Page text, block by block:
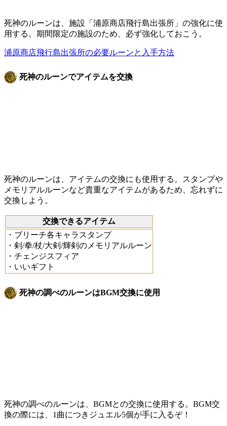
死神のルーンは、施設「浦原商店飛行島出張所」の強化に使
用する。期間限定の施設のため、必ず強化しておこう。
浦原商店飛行島出張所の必要ルーンと入手方法
死神のルーンでアイテムを交換
死神のルーンは、アイテムの交換にも使用する。スタンプや
メモリアルルーンなど貴重なアイテムがあるため、忘れずに
交換しよう。
交換できるアイテム
・ブリーチ各キャラスタンプ
・剣/拳/杖/大剣/輝剣のメモリアルルーン
・チェンジスフィア
・いいギフト
死神の調べのルーンはBGM交換に使用
死神の調べのルーンは、BGMとの交換に使用する。BGM交
換の際には、1曲につきジュエル5個が手に入るぞ！